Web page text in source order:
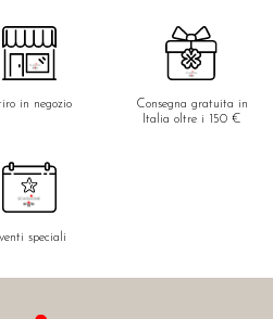
in negozio
Consegna gratuita in
Italia oltre i 150 €
speciali